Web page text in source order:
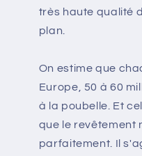
très haute qualité
plan.
On estime que
Europe, 50 à 60
à la poubelle. Et
que le revêtement
parfaitement. Il